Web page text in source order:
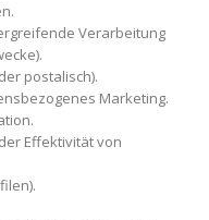
Verarbeitung
postalisch).
Marketing.
Effektivität von